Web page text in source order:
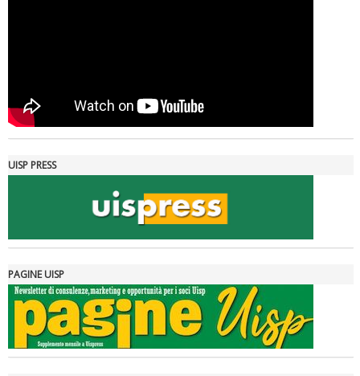
UISP PRESS
PAGINE UISP